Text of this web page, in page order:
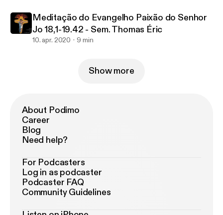
Meditação do Evangelho Paixão do Senhor
Jo 18,1-19.42 - Sem. Thomas Éric
10. apr. 2020 9 min
Show more
About Podimo
Career
Blog
Need help?
For Podcasters
Log in as podcaster
Podcaster FAQ
Community Guidelines